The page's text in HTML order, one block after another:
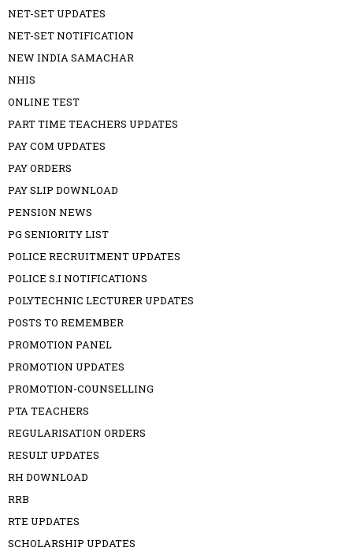
NET-SET UPDATES
NET-SET NOTIFICATION
NEW INDIA SAMACHAR
NHIS
ONLINE TEST
PART TIME TEACHERS UPDATES
PAY COM UPDATES
PAY ORDERS
PAY SLIP DOWNLOAD
PENSION NEWS
PG SENIORITY LIST
POLICE RECRUITMENT UPDATES
POLICE S.I NOTIFICATIONS
POLYTECHNIC LECTURER UPDATES
POSTS TO REMEMBER
PROMOTION PANEL
PROMOTION UPDATES
PROMOTION-COUNSELLING
PTA TEACHERS
REGULARISATION ORDERS
RESULT UPDATES
RH DOWNLOAD
RRB
RTE UPDATES
SCHOLARSHIP UPDATES